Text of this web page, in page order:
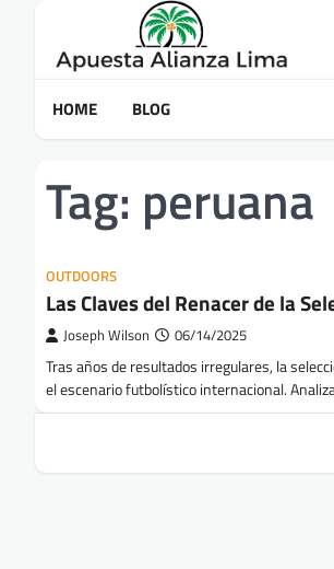
content
HOME BLOG
Tag: peruana
OUTDOORS
Las Claves del Renacer de la
Joseph Wilson 06/14/2025
Tras años de resultados irregulares, la
el escenario futbolístico internacional.